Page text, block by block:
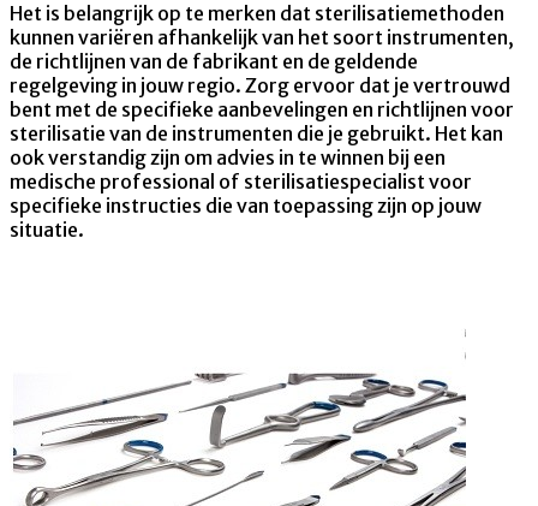
Het is belangrijk op te merken dat sterilisatiemethoden
kunnen variëren afhankelijk van het soort instrumenten,
de richtlijnen van de fabrikant en de geldende
regelgeving in jouw regio. Zorg ervoor dat je vertrouwd
bent met de specifieke aanbevelingen en richtlijnen voor
sterilisatie van de instrumenten die je gebruikt. Het kan
ook verstandig zijn om advies in te winnen bij een
medische professional of sterilisatiespecialist voor
specifieke instructies die van toepassing zijn op jouw
situatie.